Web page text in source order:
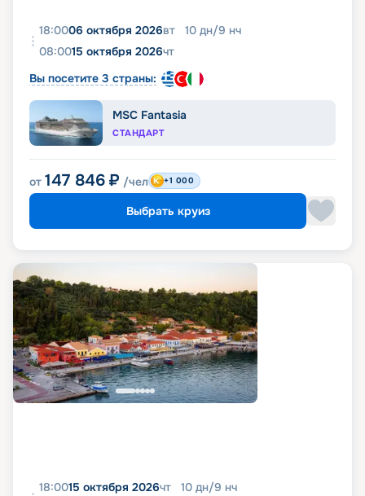
18:0006 октября 2026вт 10 дн/9 нч
08:0015 октября 2026чт
Вы посетите 3 страны:
MSC Fantasia
СТАНДАРТ
от 147 846 ₽ /чел +1 000
Выбрать круиз
18:0015 октября 2026чт 10 дн/9 нч